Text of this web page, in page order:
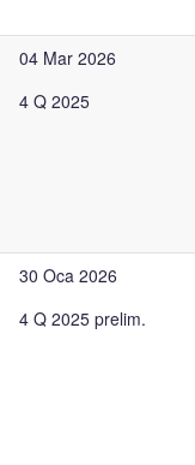
04 Mar 2026
4 Q 2025
30 Oca 2026
4 Q 2025 prelim.